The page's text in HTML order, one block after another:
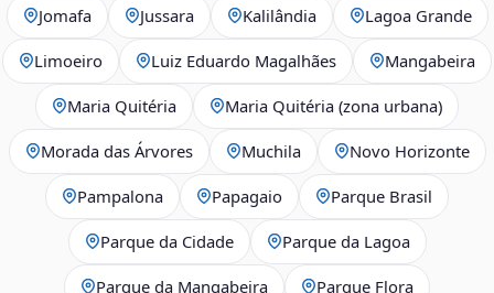
Jomafa Jussara Kalilândia Lagoa Grande
Limoeiro Luiz Eduardo Magalhães Mangabeira
Maria Quitéria Maria Quitéria (zona urbana)
Morada das Árvores Muchila Novo Horizonte
Pampalona Papagaio Parque Brasil
Parque da Cidade Parque da Lagoa
Parque da Mangabeira Parque Flora